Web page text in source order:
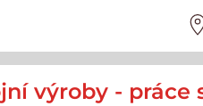
výroby - práce